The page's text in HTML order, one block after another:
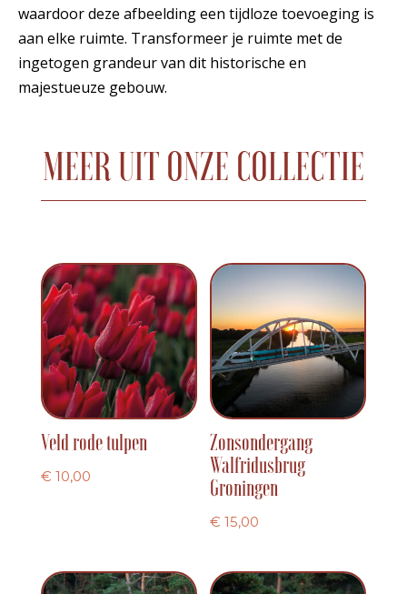
waardoor deze afbeelding een tijdloze toevoeging is
aan elke ruimte. Transformeer je ruimte met de
ingetogen grandeur van dit historische en
majestueuze gebouw.
MEER UIT ONZE COLLECTIE
Veld rode tulpen
€ 10,00
Zonsondergang
Walfridusbrug
Groningen
€ 15,00